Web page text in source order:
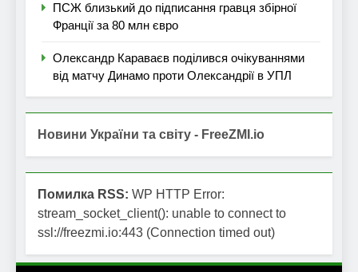
ПСЖ близький до підписання гравця збірної
Франції за 80 млн євро
Олександр Караваєв поділився очікуваннями
від матчу Динамо проти Олександрії в УПЛ
Новини України та світу - FreeZMI.io
Помилка RSS: WP HTTP Error:
stream_socket_client(): unable to connect to
ssl://freezmi.io:443 (Connection timed out)